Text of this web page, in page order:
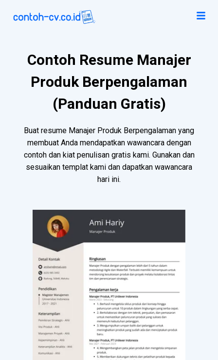
Contoh Resume Manajer
Produk Berpengalaman
(Panduan Gratis)
Buat resume Manajer Produk Berpengalaman yang
membuat Anda mendapatkan wawancara dengan
contoh dan kiat penulisan gratis kami. Gunakan dan
sesuaikan templat kami dan dapatkan wawancara
hari ini.